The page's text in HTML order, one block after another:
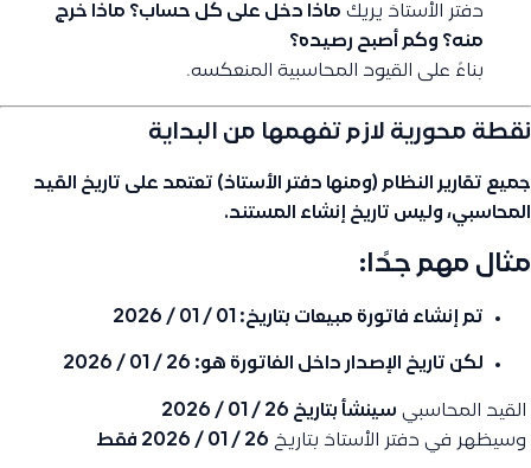
دفتر الأستاذ يريك ماذا دخل على كل حساب؟ ماذا خرج
منه؟ وكم أصبح رصيده؟
بناءً على القيود المحاسبية المنعكسه.
نقطة محورية لازم تفهمها من البداية
جميع تقارير النظام (ومنها دفتر الأستاذ) تعتمد على تاريخ القيد
المحاسبي، وليس تاريخ إنشاء المستند.
مثال مهم جدًا:
تم إنشاء فاتورة مبيعات بتاريخ: 01 / 01 / 2026
لكن تاريخ الإصدار داخل الفاتورة هو: 26 / 01 / 2026
️ القيد المحاسبي سينشأ بتاريخ 26 / 01 / 2026
️ وسيظهر في دفتر الأستاذ بتاريخ 26 / 01 / 2026 فقط